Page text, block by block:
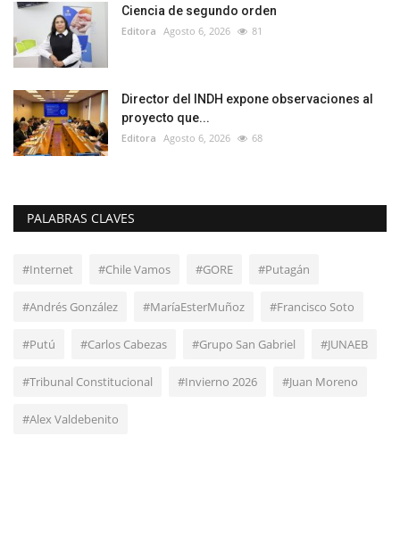
Ciencia de segundo orden
Editora Agosto 6, 2026 81
Director del INDH expone observaciones al
proyecto que...
Editora Agosto 6, 2026 68
PALABRAS CLAVES
#Internet #Chile Vamos #GORE #Putagán
#Andrés González #MaríaEsterMuñoz #Francisco Soto
#Putú #Carlos Cabezas #Grupo San Gabriel #JUNAEB
#Tribunal Constitucional #Invierno 2026 #Juan Moreno
#Alex Valdebenito